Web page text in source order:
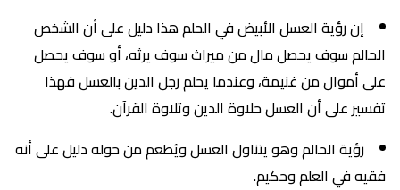
إن رؤية العسل الأبيض في الحلم هذا دليل على أن الشخص
الحالم سوف يحصل مال من ميراث سوف يرثه، أو سوف يحصل
على أموال من غنيمة، وعندما يحلم رجل الدين بالعسل فهذا
تفسير على أن العسل حلاوة الدين وتلاوة القرآن.
رؤية الحالم وهو يتناول العسل ويُطعم من حوله دليل على أنه
فقيه في العلم وحكيم.